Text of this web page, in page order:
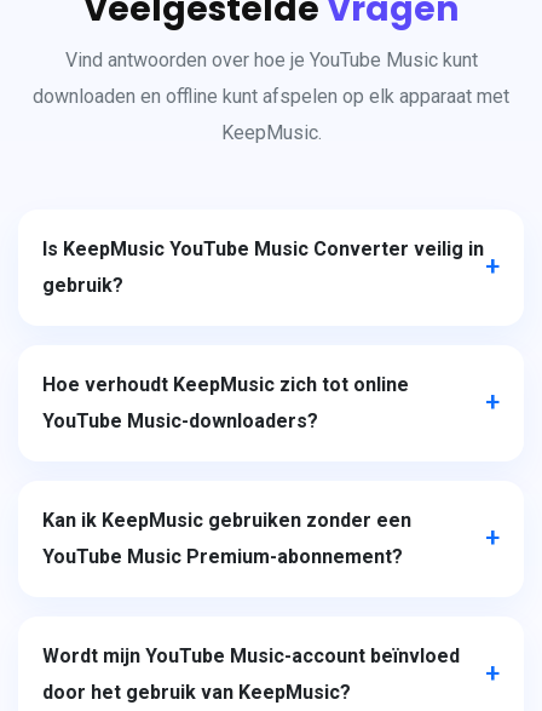
Vind antwoorden over hoe je YouTube Music kunt
downloaden en offline kunt afspelen op elk apparaat met
KeepMusic.
Is KeepMusic YouTube Music Converter veilig in
gebruik?
Hoe verhoudt KeepMusic zich tot online
YouTube Music-downloaders?
Kan ik KeepMusic gebruiken zonder een
YouTube Music Premium-abonnement?
Wordt mijn YouTube Music-account beïnvloed
door het gebruik van KeepMusic?